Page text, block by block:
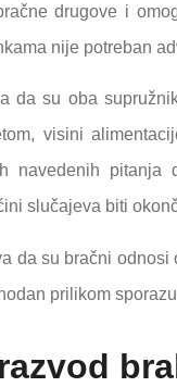
drugove i
nije potreban
da su oba
visini
navedenih
slučajeva biti
da su bračni
prilikom